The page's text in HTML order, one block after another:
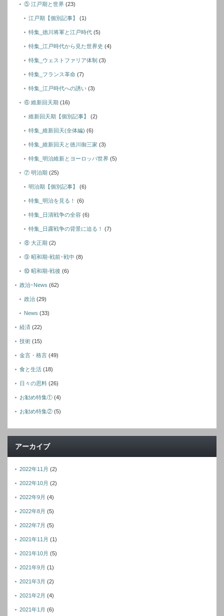
⑤ 江戸期と世界 (23)
江戸期【個別記事】 (1)
特集_徳川将軍と江戸時代 (5)
特集_江戸時代から見た世界史 (4)
特集_ウェストファリア体制 (3)
特集_フランス革命 (7)
特集_江戸時代への誘い (3)
⑥ 維新回天期 (16)
維新回天期【個別記事】 (2)
特集_維新回天(全体編) (6)
特集_維新回天と徳川御三家 (3)
特集_明治維新とヨーロッパ世界 (5)
⑦ 明治期 (25)
明治期【個別記事】 (6)
特集_明治を見る！ (6)
特集_日清戦争の全容 (6)
特集_日露戦争の背景に迫る！ (7)
⑧ 大正期 (2)
⑨ 昭和期-戦前･戦中 (8)
⑩ 昭和期-戦後 (6)
政治･News (62)
政治 (29)
News (33)
経済 (22)
技術 (15)
金言・格言 (49)
食と生活 (18)
日々の思料 (26)
お勧め特集① (4)
お勧め特集② (5)
アーカイブ
2022年11月 (2)
2022年10月 (2)
2022年9月 (4)
2022年8月 (5)
2022年7月 (5)
2021年11月 (1)
2021年10月 (5)
2021年9月 (1)
2021年3月 (2)
2021年2月 (4)
2021年1月 (6)